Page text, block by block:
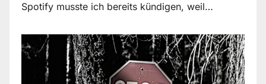
Spotify musste ich bereits kündigen, weil…